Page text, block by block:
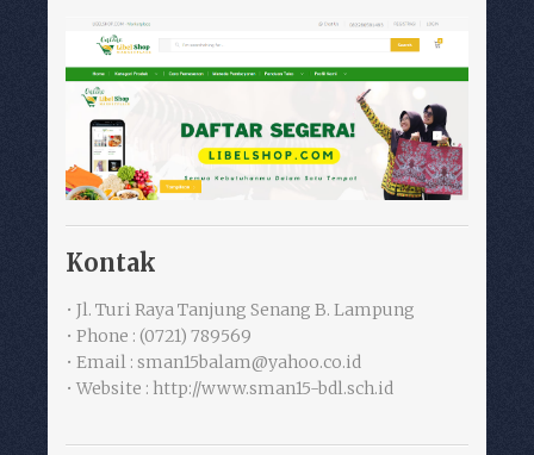
Kontak
• Jl. Turi Raya Tanjung Senang B. Lampung
• Phone : (0721) 789569
• Email : sman15balam@yahoo.co.id
• Website : http://www.sman15-bdl.sch.id